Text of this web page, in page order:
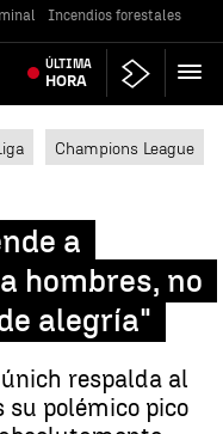
Incendios forestales
ÚLTIMA
HORA
Champions League
a
hombres, no
alegría"
respalda al
su polémico pico